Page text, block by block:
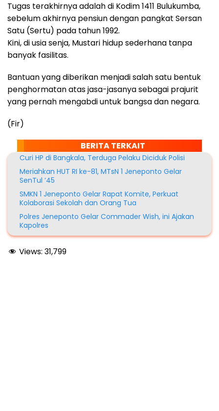
Tugas terakhirnya adalah di Kodim 1411 Bulukumba,
sebelum akhirnya pensiun dengan pangkat Sersan
Satu (Sertu) pada tahun 1992.
Kini, di usia senja, Mustari hidup sederhana tanpa
banyak fasilitas.
Bantuan yang diberikan menjadi salah satu bentuk
penghormatan atas jasa-jasanya sebagai prajurit
yang pernah mengabdi untuk bangsa dan negara.
(Fir)
BERITA TERKAIT
Curi HP di Bangkala, Terduga Pelaku Diciduk Polisi
Meriahkan HUT RI ke-81, MTsN 1 Jeneponto Gelar
SenTul ’45
SMKN 1 Jeneponto Gelar Rapat Komite, Perkuat
Kolaborasi Sekolah dan Orang Tua
Polres Jeneponto Gelar Commader Wish, ini Ajakan
Kapolres
Views: 31,799